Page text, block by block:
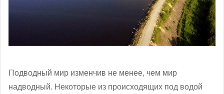
Подводный мир изменчив не менее, чем мир
надводный. Некоторые из происходящих под водой